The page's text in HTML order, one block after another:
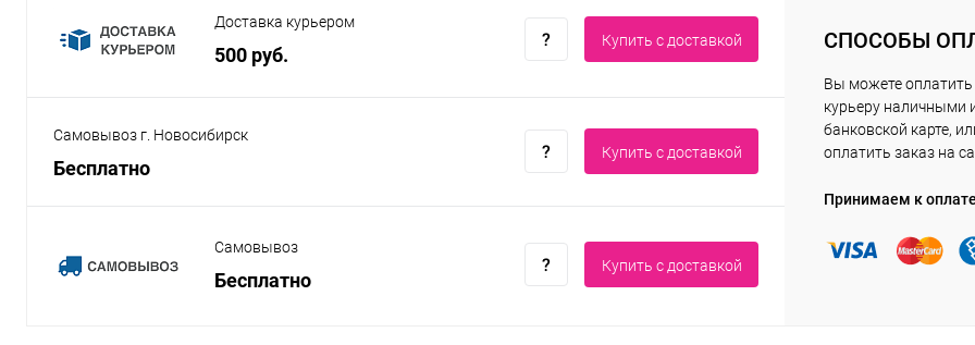
Доставка курьером
500 руб.
Купить c доставкой
Самовывоз г. Новосибирск
Бесплатно
Купить c доставкой
Самовывоз
Бесплатно
Купить c доставкой
СПОСОБЫ
Вы можете оплатить
курьеру наличными
банковской карте,
оплатить заказ на
Принимаем к